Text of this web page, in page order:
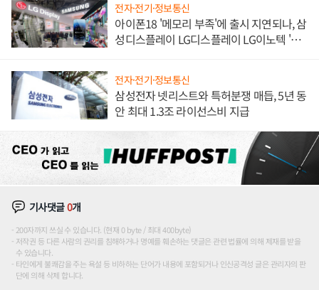
전자·전기·정보통신
아이폰18 '메모리 부족'에 출시 지연되나, 삼
성디스플레이 LG디스플레이 LG이노텍 '탈
전자·전기·정보통신
삼성전자 넷리스트와 특허분쟁 매듭, 5년 동
안 최대 1.3조 라이선스비 지급
기사댓글0개
200자까지 쓰실 수 있습니다. (현재 0 byte / 최대 400byte)
저작권 등 다른 사람의 권리를 침해하거나 명예를 훼손하는 댓글은 관련 법률에 의해 제재를 받을
수 있습니다.
타인에게 불쾌감을 주는 욕설 등 비하하는 단어가 내용에 포함되거나 인신공격성 글은 관리자의 판
단에 의해 삭제 합니다.